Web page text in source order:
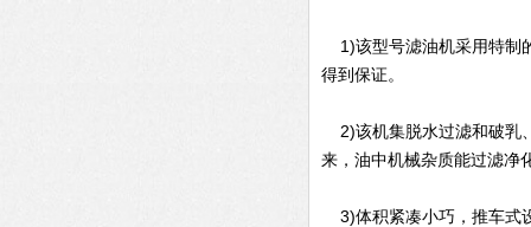
1)该型号滤油机采用特制
得到保证。
2)该机集脱水过滤和破乳
来，油中机械杂质能过滤净
3)体积紧凑小巧，推车式